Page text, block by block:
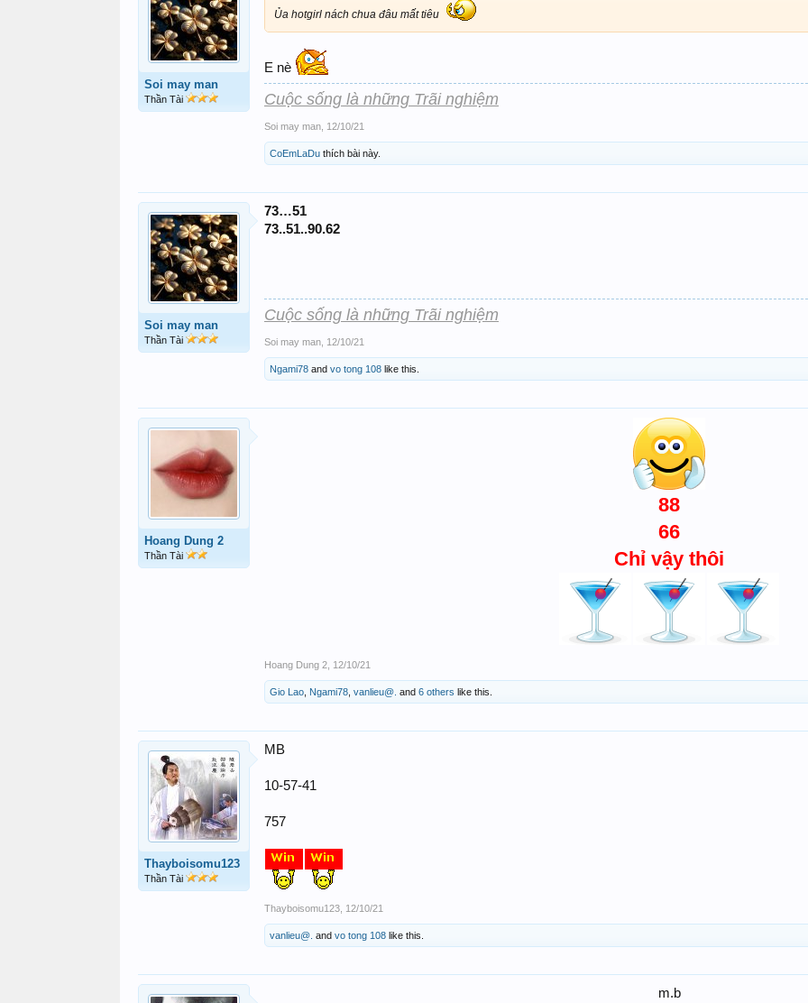
Soi may man
Thần Tài
Ủa hotgirl nách chua đâu mất tiêu
E nè
Cuộc sống là những Trãi nghiệm
Soi may man 12/10/21
CoEmLaDu thích bài này.
Soi may man
Thần Tài
73…51
73..51..90.62
Cuộc sống là những Trãi nghiệm
Soi may man 12/10/21
Ngami78 and vo tong 108 like this.
Hoang Dung 2
Thần Tài
88
66
Chỉ vậy thôi
Hoang Dung 2 12/10/21
Gio Lao Ngami78 vanlieu@. and 6 others like this.
Thayboisomu123
Thần Tài
MB
10-57-41
757
Thayboisomu123 12/10/21
vanlieu@. and vo tong 108 like this.
m.b